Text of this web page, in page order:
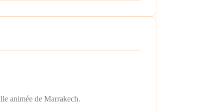
animée de Marrakech.